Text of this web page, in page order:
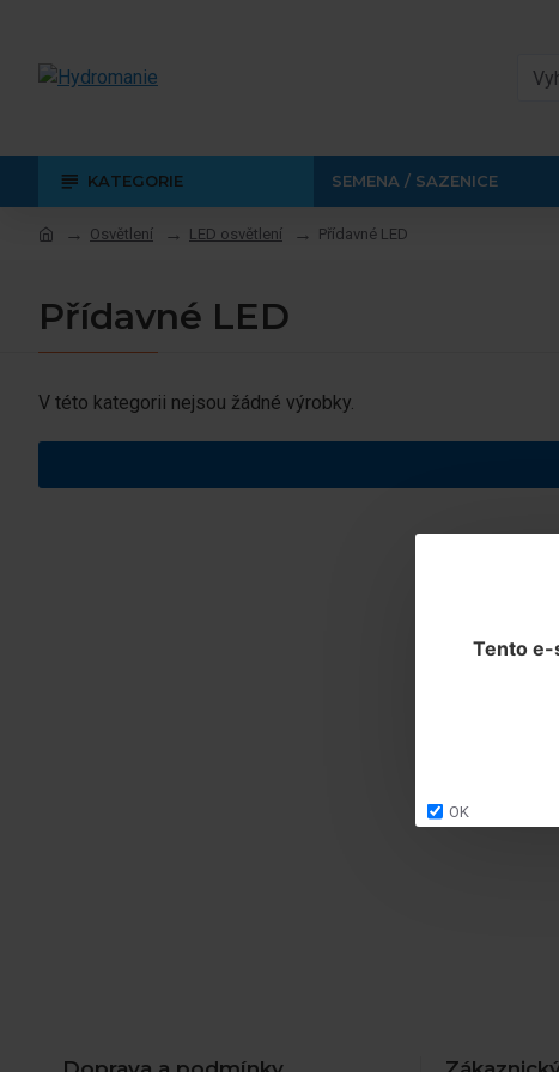
Tento e-
OK
KATEGORIE SEMENA / SAZENICE
Osvětlení LED osvětlení Přídavné LED
Přídavné LED
V této kategorii nejsou žádné výrobky.